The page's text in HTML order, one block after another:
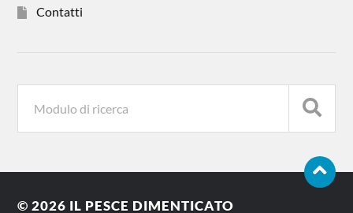
Contatti
© 2026 IL PESCE DIMENTICATO